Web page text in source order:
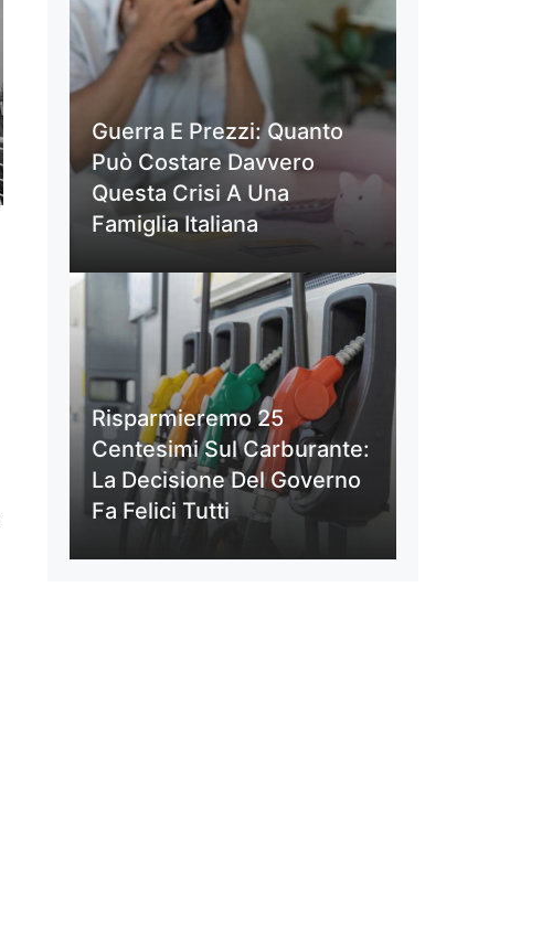
Guerra E Prezzi: Quanto
Può Costare Davvero
Questa Crisi A Una
Famiglia Italiana
Risparmieremo 25
Centesimi Sul Carburante:
La Decisione Del Governo
Fa Felici Tutti